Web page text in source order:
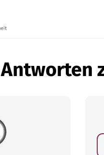
Antworten